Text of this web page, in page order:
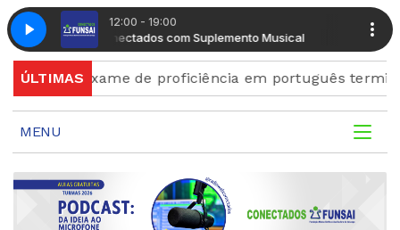
12:00 - 19:00
Radio Conectados com Suplemento Musical Radio
ÚLTIMAS
para exame de proficiência em português terminam
MENU